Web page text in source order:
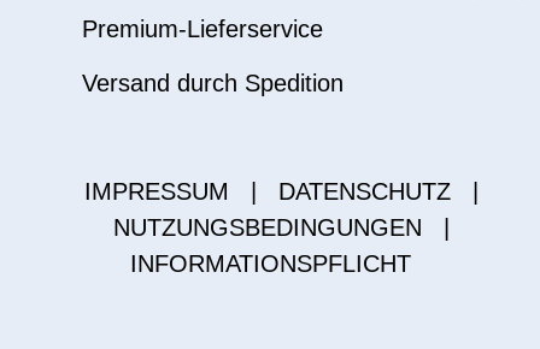
Premium-Lieferservice
Versand durch Spedition
IMPRESSUM DATENSCHUTZ
NUTZUNGSBEDINGUNGEN
INFORMATIONSPFLICHT